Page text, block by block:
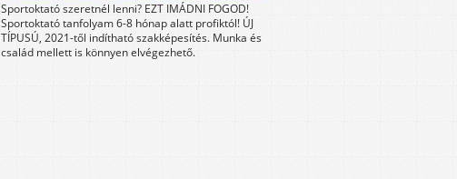
Sportoktató szeretnél lenni? EZT IMÁDNI FOGOD!
Sportoktató tanfolyam 6-8 hónap alatt profiktól! ÚJ
TÍPUSÚ, 2021-től indítható szakképesítés. Munka és
család mellett is könnyen elvégezhető.